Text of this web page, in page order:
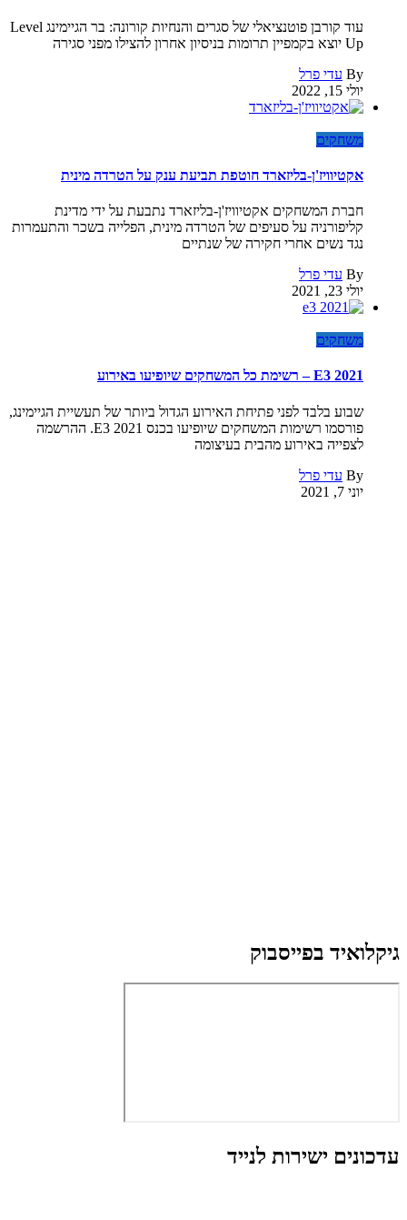
עוד קורבן פוטנציאלי של סגרים והנחיות קורונה: בר הגיימינג Level
Up יוצא בקמפיין תרומות בניסיון אחרון להצילו מפני סגירה
By עדי פרל
יולי 15, 2022
משחקים
אקטיוויז'ן-בליזארד חוטפת תביעת ענק על הטרדה מינית
חברת המשחקים אקטיוויז'ן-בליזארד נתבעת על ידי מדינת
קליפורניה על סעיפים של הטרדה מינית, הפלייה בשכר והתעמרות
נגד נשים אחרי חקירה של שנתיים
By עדי פרל
יולי 23, 2021
משחקים
E3 2021 – רשימת כל המשחקים שיופיעו באירוע
שבוע בלבד לפני פתיחת האירוע הגדול ביותר של תעשיית הגיימינג,
פורסמו רשימות המשחקים שיופיעו בכנס E3 2021. ההרשמה
לצפייה באירוע מהבית בעיצומה
By עדי פרל
יוני 7, 2021
גיקלואיד בפייסבוק
עדכונים ישירות לנייד